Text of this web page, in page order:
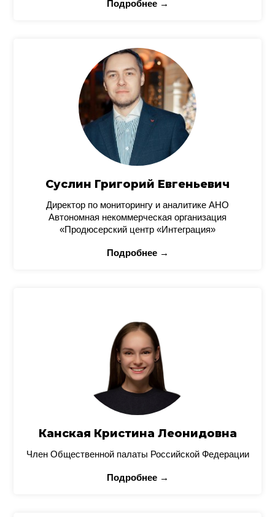
Подробнее →
Суслин Григорий Евгеньевич
Директор по мониторингу и аналитике АНО
Автономная некоммерческая организация
«Продюсерский центр «Интеграция»
Подробнее →
Канская Кристина Леонидовна
Член Общественной палаты Российской Федерации
Подробнее →